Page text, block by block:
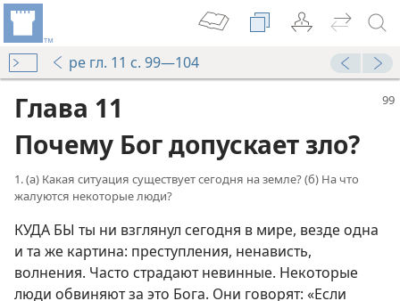
pe гл. 11 с. 99—104
Глава 11
Почему Бог допускает зло?
1. (а) Какая ситуация существует сегодня на земле? (б) На что
жалуются некоторые люди?
КУДА БЫ ты ни взглянул сегодня в мире, везде одна
и та же картина: преступления, ненависть,
волнения. Часто страдают невинные. Некоторые
люди обвиняют за это Бога. Они говорят: «Если